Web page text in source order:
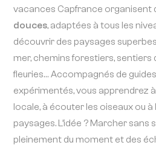
vacances Capfrance organisent
douces, adaptées à tous les
découvrir des paysages
mer, chemins forestiers, sentiers
fleuries… Accompagnés de
expérimentés, vous apprendrez
locale, à écouter les oiseaux ou
paysages. L’idée ? Marcher
pleinement du moment et des